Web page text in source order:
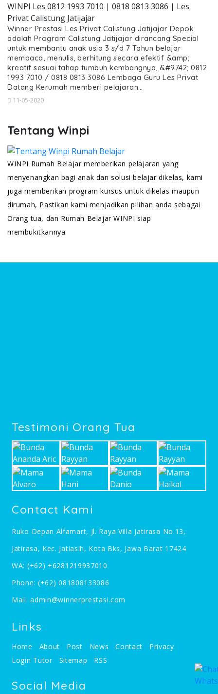
WINPI Les 0812 1993 7010 | 0818 0813 3086 | Les
Privat Calistung Jatijajar
Winner Prestasi Les Privat Calistung Jatijajar Depok
adalah Program Calistung Jatijajar dirancang Special
untuk membantu anak usia 3 s/d 7 Tahun belajar
membaca, menulis, berhitung secara efektif &amp;
kreatif sesuai tahap tumbuh kembangnya, &#9742; 0812
1993 7010 / 0818 0813 3086 Lembaga Guru Les Privat
Datang Kerumah memberi pelajaran…
11-05-2020
Tentang Winpi
WINPI Rumah Belajar memberikan pelajaran yang
menyenangkan bagi anak dan solusi belajar dikelas, kami
juga memberikan program kursus untuk dikelas maupun
dirumah, Pastikan kami menjadikan pilihan anda sebagai
Orang tua, dan Rumah Belajar WINPI siap
membukitkannya.
Testimoni Orang Tua
Contact Kami
Ruko Depan Alfamart, Jl. Raya Villa Jatirasa No.13,
Jatirasa, Kec. Jatiasih, Kota Bks, Jawa Barat 17424
WA: (+62) +6281219937010
Phone: (+62) 081808133086
Mail:admin@winnerprestasi.com
Links
Home About Post News Contact
Privacy
Login Tutor
Sitemap RSS
Social Media